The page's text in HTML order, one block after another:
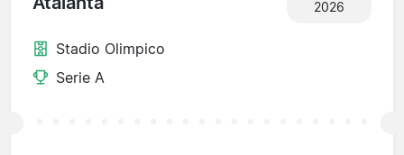
2026
Stadio Olimpico
Serie A